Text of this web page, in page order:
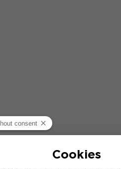
comprenant un
des éléments